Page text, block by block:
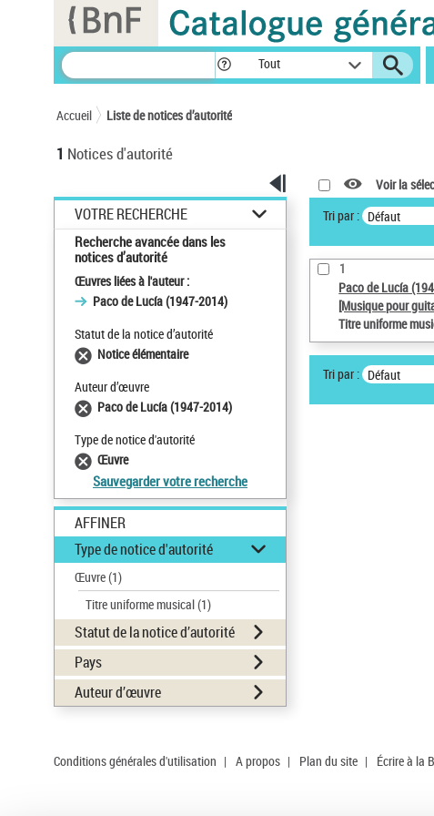
Tout
Accueil Liste de notices d’autorité
1 Notices d'autorité
VOTRE RECHERCHE
Recherche avancée dans les
notices d’autorité
Œuvres liées à l'auteur :
Paco de Lucía (1947-2014)
Statut de la notice d’autorité
Notice élémentaire
Auteur d’œuvre
Paco de Lucía (1947-2014)
Type de notice d'autorité
Œuvre
Sauvegarder votre recherche
AFFINER
Type de notice d'autorité
Œuvre(1)
Titre uniforme musical(1)
Statut de la notice d’autorité
Pays
Auteur d’œuvre
Voir la
Tri par : Défaut
1
Paco de Lucía
[Musique pour
Titre uniforme
Tri par : Défaut
Conditions générales d'utilisation | A propos | Plan du site | Écrire à la
Panneau de gestion des cookies